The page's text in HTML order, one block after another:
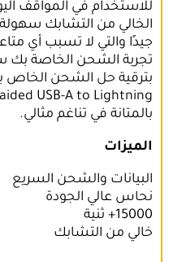
للاستخدام في المواقف
الخالي من التشابك
جيدًا والتي لا تسبب أي
تجربة الشحن الخاصة بك
بالمتانة في تناغم مثالي.
الميزات
البيانات والشحن السريع
نحاس عالي الجودة
15000+ ثنية
خالي من التشابك